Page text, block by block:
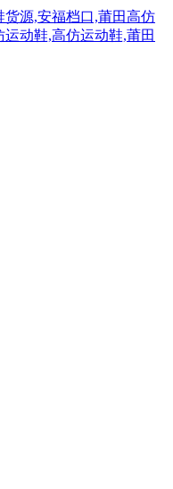
源,安福档口,莆田高仿
动鞋,高仿运动鞋,莆田